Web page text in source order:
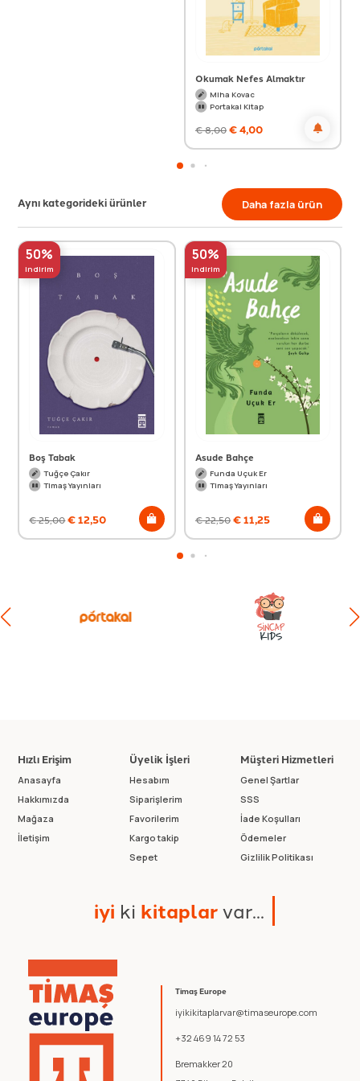
Okumak Nefes Almaktır
Miha Kovac
Portakal Kitap
€8,00€4,00
Aynı kategorideki ürünler Daha fazla ürün
50%
indirim
Boş Tabak
Tuğçe Çakır
Timaş Yayınları
€25,00€12,50
50%
indirim
Asude Bahçe
Funda Uçuk Er
Timaş Yayınları
€22,50€11,25
Timaş Europe
iyikikitaplarvar@timaseurope.com
+32 469 14 72 53
Bremakker 20
Hızlı Erişim
Anasayfa
Hakkımızda
Mağaza
İletişim
Üyelik İşleri
Hesabım
Siparişlerim
Favorilerim
Kargo takip
Sepet
Müşteri Hizmetleri
Genel Şartlar
SSS
İade Koşulları
Ödemeler
Gizlilik Politikası
iyi ki kitaplarvar...